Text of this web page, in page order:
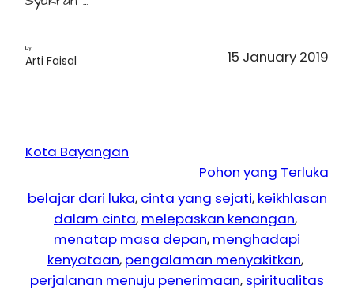
by
Arti Faisal 15 January 2019
Kota Bayangan
Pohon yang Terluka
belajar dari luka, cinta yang sejati, keikhlasan
dalam cinta, melepaskan kenangan
menatap masa depan, menghadapi
kenyataan, pengalaman menyakitkan
perjalanan menuju penerimaan, spiritualitas